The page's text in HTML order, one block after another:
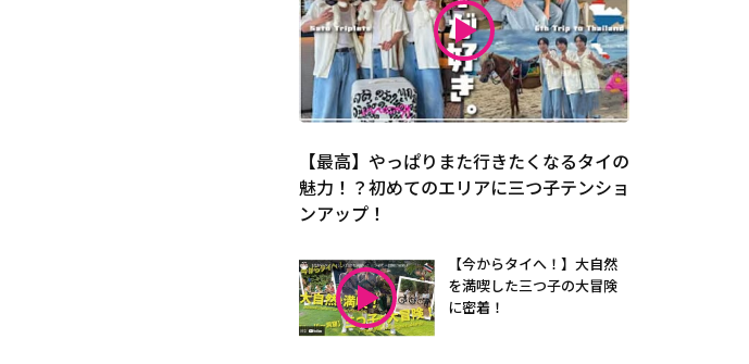
【最高】やっぱりまた行きたくなるタイの
魅力！？初めてのエリアに三つ子テンショ
ンアップ！
【今からタイへ！】大自然
を満喫した三つ子の大冒険
に密着！